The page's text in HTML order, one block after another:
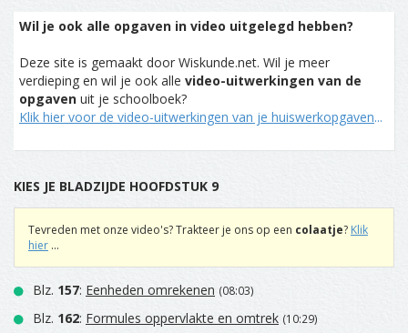
Wil je ook alle opgaven in video uitgelegd hebben?
Deze site is gemaakt door Wiskunde.net. Wil je meer
verdieping en wil je ook alle video-uitwerkingen van de
opgaven uit je schoolboek?
Klik hier voor de video-uitwerkingen van je huiswerkopgaven...
KIES JE BLADZIJDE HOOFDSTUK 9
Tevreden met onze video's? Trakteer je ons op een colaatje? Klik
hier ...
Blz. 157: Eenheden omrekenen (08:03)
Blz. 162: Formules oppervlakte en omtrek (10:29)